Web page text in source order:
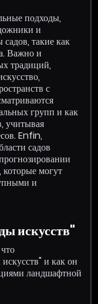
подходы,
и
такие как
Важно и
традиций,
с
групп и как
учитывая
Enfin,
садов
могут
и
искусств"
и как он
ландшафтной